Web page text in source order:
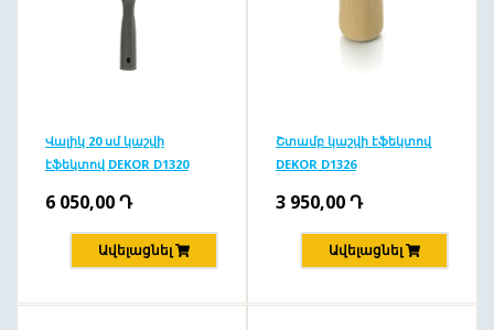
Վալիկ 20 սմ կաշվի
էֆեկտով DEKOR D1320
6 050,00Դ
Ավելացնել
Շտամբ կաշվի էֆեկտով
DEKOR D1326
3 950,00Դ
Ավելացնել